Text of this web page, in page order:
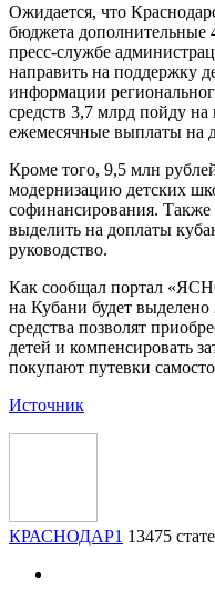
Ожидается, что
бюджета дополнительные
пресс-службе
направить на поддержку
информации
средств 3,7 млрд пойду
ежемесячные выплаты на
Кроме того, 9,5 млн
модернизацию детских
софинансирования. Также
выделить на доплаты
руководство.
Как сообщал портал
на Кубани будет
средства позволят
детей и компенсировать
покупают путевки
Источник
КРАСНОДАР1 13475